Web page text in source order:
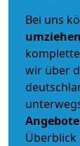
Bei uns
umziehen
wir über
Angebote
Überblick